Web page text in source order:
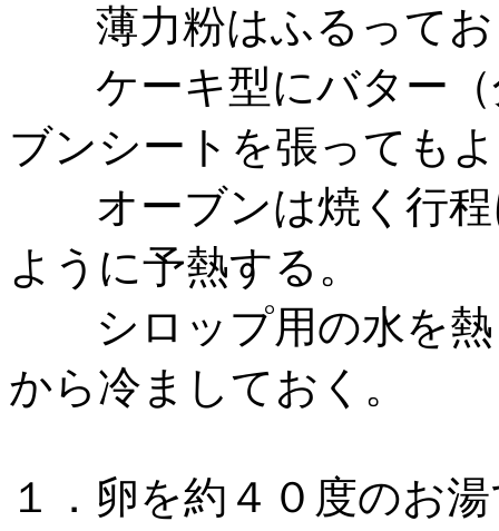
薄力粉はふるってお
ケーキ型にバター（
ブンシートを張っても
オーブンは焼く行程
ように予熱する。
シロップ用の水を熱
から冷ましておく。
１．卵を約４０度のお